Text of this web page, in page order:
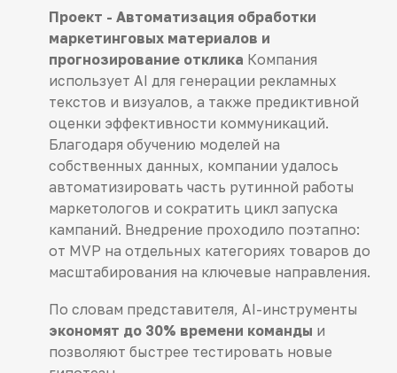
Проект - Автоматизация обработки
маркетинговых материалов и
прогнозирование отклика Компания
использует AI для генерации рекламных
текстов и визуалов, а также предиктивной
оценки эффективности коммуникаций.
Благодаря обучению моделей на
собственных данных, компании удалось
автоматизировать часть рутинной работы
маркетологов и сократить цикл запуска
кампаний. Внедрение проходило поэтапно:
от MVP на отдельных категориях товаров до
масштабирования на ключевые направления.
По словам представителя, AI-инструменты
экономят до 30% времени команды и
позволяют быстрее тестировать новые